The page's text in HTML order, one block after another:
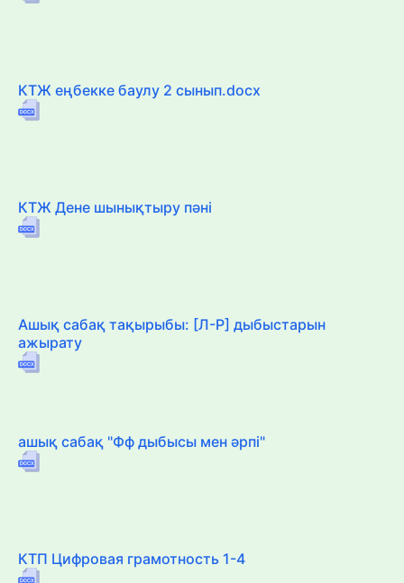
КТЖ еңбекке баулу 2 сынып.docx
КТЖ Дене шынықтыру пәні
Ашық сабақ тақырыбы: [Л-Р] дыбыстарын
ажырату
ашық сабақ "Фф дыбысы мен әрпі"
КТП Цифровая грамотность 1-4